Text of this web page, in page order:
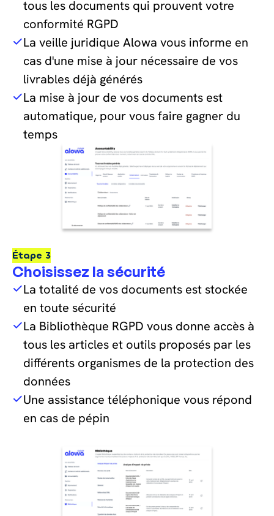
tous les documents qui prouvent votre
conformité RGPD
La veille juridique Alowa vous informe en
cas d'une mise à jour nécessaire de vos
livrables déjà générés
La mise à jour de vos documents est
automatique, pour vous faire gagner du
temps
Étape 3
Choisissez la sécurité
La totalité de vos documents est stockée
en toute sécurité
La Bibliothèque RGPD vous donne accès à
tous les articles et outils proposés par les
différents organismes de la protection des
données
Une assistance téléphonique vous répond
en cas de pépin